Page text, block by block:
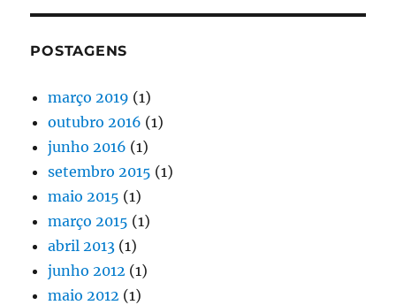
POSTAGENS
março 2019 (1)
outubro 2016 (1)
junho 2016 (1)
setembro 2015 (1)
maio 2015 (1)
março 2015 (1)
abril 2013 (1)
junho 2012 (1)
maio 2012 (1)